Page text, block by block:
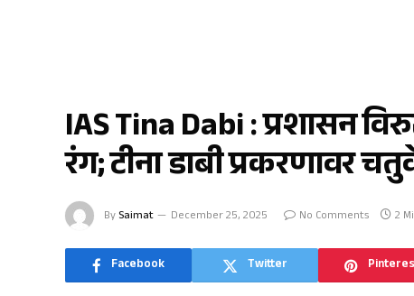
IAS Tina Dabi : प्रशासन
रंग; टीना डाबी प्रकरणावर
By Saimat December 25, 2025 No Comments 2
Facebook Twitter